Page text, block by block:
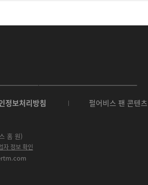
N
E
정보처리방침 펄어비스 팬 콘텐
홈 원)
자 정보 확인